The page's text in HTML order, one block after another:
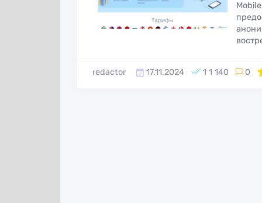
redactor 17.11.2024 1 1 140 0 1